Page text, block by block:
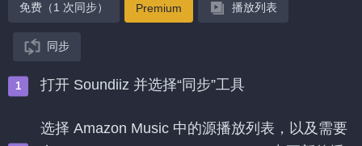
免费（1 次同步） Premium 播放列表
同步
打开 Soundiiz 并选择“同步”工具
选择 Amazon Music 中的源播放列表，以及需要